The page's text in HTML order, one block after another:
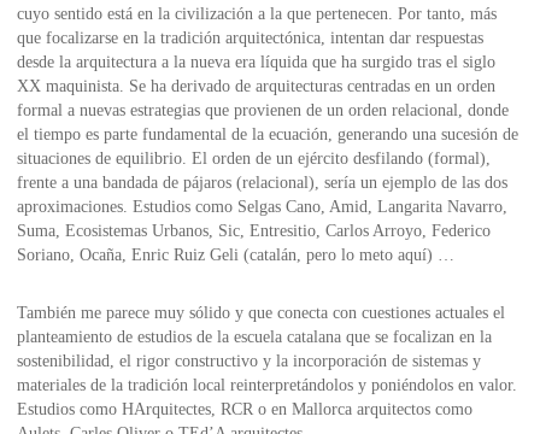
cuyo sentido está en la civilización a la que pertenecen. Por tanto, más
que focalizarse en la tradición arquitectónica, intentan dar respuestas
desde la arquitectura a la nueva era líquida que ha surgido tras el siglo
XX maquinista. Se ha derivado de arquitecturas centradas en un orden
formal a nuevas estrategias que provienen de un orden relacional, donde
el tiempo es parte fundamental de la ecuación, generando una sucesión de
situaciones de equilibrio. El orden de un ejército desfilando (formal),
frente a una bandada de pájaros (relacional), sería un ejemplo de las dos
aproximaciones. Estudios como Selgas Cano, Amid, Langarita Navarro,
Suma, Ecosistemas Urbanos, Sic, Entresitio, Carlos Arroyo, Federico
Soriano, Ocaña, Enric Ruiz Geli (catalán, pero lo meto aquí) …
También me parece muy sólido y que conecta con cuestiones actuales el
planteamiento de estudios de la escuela catalana que se focalizan en la
sostenibilidad, el rigor constructivo y la incorporación de sistemas y
materiales de la tradición local reinterpretándolos y poniéndolos en valor.
Estudios como HArquitectes, RCR o en Mallorca arquitectos como